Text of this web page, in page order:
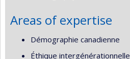
Areas of expertise
Démographie canadienne
Éthique intergénérationnelle